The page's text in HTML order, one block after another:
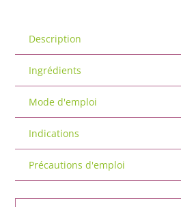
Description
Ingrédients
Mode d'emploi
Indications
Précautions d'emploi